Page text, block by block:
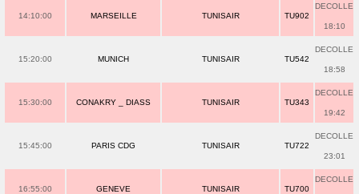
14:10:00 MARSEILLE TUNISAIR TU902
DECOLLE
18:10
15:20:00 MUNICH TUNISAIR TU542
DECOLLE
18:58
15:30:00 CONAKRY _ DIASS TUNISAIR TU343
DECOLLE
19:42
15:45:00 PARIS CDG TUNISAIR TU722
DECOLLE
23:01
16:55:00 GENEVE TUNISAIR TU700
DECOLLE